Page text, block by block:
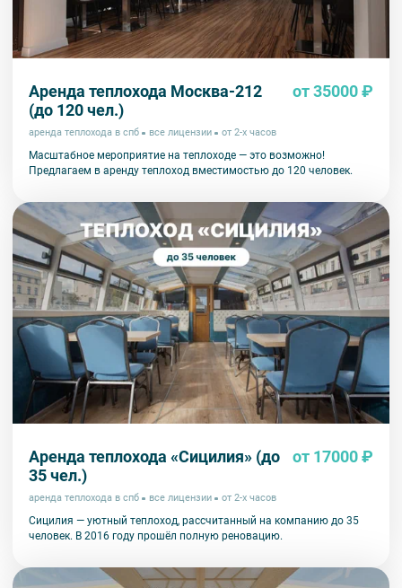
Аренда теплохода Москва-212
(до 120 чел.)
от 35000 ₽
аренда теплохода в спб все лицензии от 2-х часов
Масштабное мероприятие на теплоходе — это возможно!
Предлагаем в аренду теплоход вместимостью до 120 человек.
Аренда теплохода «Сицилия» (до
35 чел.)
от 17000 ₽
аренда теплохода в спб все лицензии от 2-х часов
Сицилия — уютный теплоход, рассчитанный на компанию до 35
человек. В 2016 году прошёл полную реновацию.